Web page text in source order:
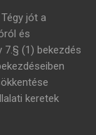
jót a
és
7.§ (1) bekezdés
keretek